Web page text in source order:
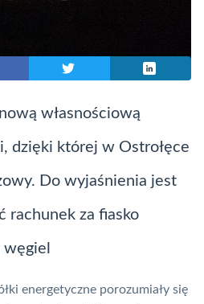
własnościową
dzięki której w Ostrołęce
Do wyjaśnienia jest
rachunek za fiasko
energetyczne porozumiały się